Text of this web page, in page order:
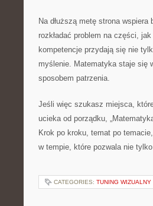
Na dłuższą metę strona
rozkładać problem na części,
kompetencje przydają się nie
myślenie. Matematyka staje się
sposobem patrzenia.
Jeśli więc szukasz miejsca,
ucieka od porządku,
Krok po kroku, temat po
w tempie, które pozwala nie
CATEGORIES: TUNING